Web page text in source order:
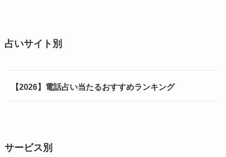
占いサイト別
【2026】電話占い当たるおすすめランキング
サービス別